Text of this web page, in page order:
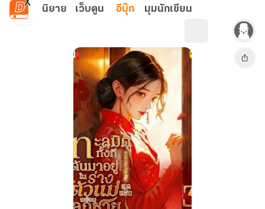
ข้ามไปยังเนื้อหาหลัก
นิยาย เว็บตูน อีบุ๊ก มุมนักเขียน